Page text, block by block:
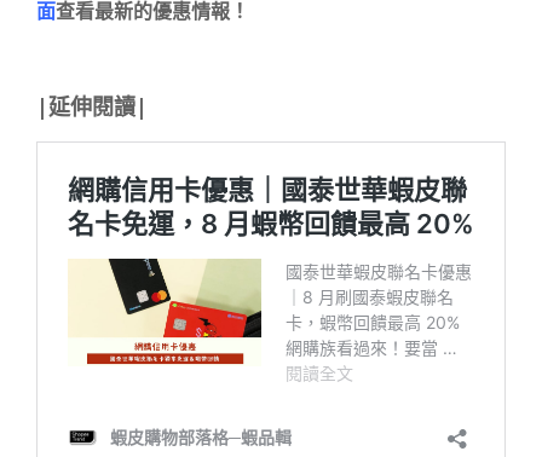
面查看最新的優惠情報！
|延伸閱讀|